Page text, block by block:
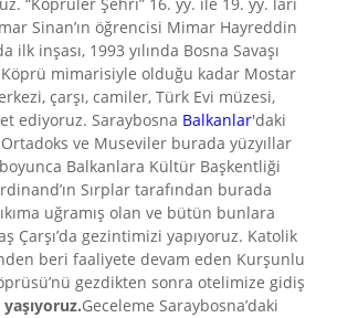
Sinan’ın öğrencisi Mimar Hayreddin
inşası, 1993 yılında Bosna Savaşı
Köprü mimarisiyle olduğu kadar Mostar
çarşı, camiler, Türk Evi müzesi,
ediyoruz. Saraybosna Balkanlar'daki
ve Museviler burada yüzyıllar
Balkanlara Kültür Başkentliği
Sırplar tarafından burada
uğramış olan ve bütün bunlara
Çarşı’da gezintimizi yapıyoruz. Katolik
beri faaliyete devam eden Kurşunlu
gezdikten sonra otelimize gidiş
Geceleme Saraybosna’daki